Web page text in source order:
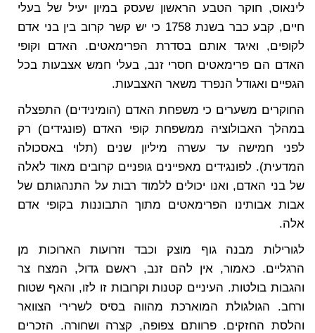
לינאוס, חוקר הטבע הראשון שעסק במיון יעיל של בעלי
חיים, קבע כבר בשנת 1758 כי יש קשר קרוב בין בני אדם
לקופים, ואיגד אותם בסדרת הפרימאטים. האדם וקופי
האדם הם פרימאטים חסרי זנב, בעלי חמש אצבעות בכל
הגפיים ואגודל הנפרד משאר האצבעות.
החוקרים משערים כי משפחת האדם (הומינידים) התפצלה
במהלך האבולוציה ממשפחת קופי האדם (פונגידים) רק
לפני חמישה עד עשרה מיליון שנים (תלוי באסכולה
המדעית). לפונגידים מאפיינים גופניים קרובים מאוד לאלה
של בני האדם, ואנו יכולים ללמוד רבות על התנהגותם של
אבות אבותינו הפרימאטים מתוך התבוננות בקופי אדם
אלה.
לגורילות מבנה גוף מוצק וכבד וזרועות הארוכות מן
הרגליים. כאמור, אין להם זנב, ראשם גדול, המצח צר
והגבות בולטות. העיניים קטנות וקרובות זו לזו, והאף שטוח
ורחב. הגולגולת המוארכת מהווה בסיס לשרירי הצוואר
והלסת החזקים. פרוותם צפופה, קצרה ושחורה. הזכרים